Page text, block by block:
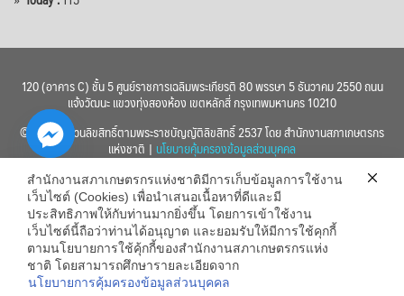
120 (อาคาร C) ชั้น 5 ศูนย์ราชการเฉลิมพระเกียรติ 80 พรรษา 5 ธันวาคม 2550 ถนน
แจ้งวัฒนะ แขวงทุ่งสองห้อง เขตหลักสี่ กรุงเทพมหานคร 10210
© 2560 สงวนลิขสิทธิ์ตามพระราชบัญญัติลิขสิทธิ์ 2537 โดย สำนักงานสภาเกษตรกร
แห่งชาติ | นโยบายคุ้มครองข้อมูลส่วนบุคคล
สำนักงานสภาเกษตรกรแห่งชาติมีการเก็บข้อมูลการใช้งาน
เว็บไซต์ (Cookies) เพื่อนำเสนอเนื้อหาที่ดีและมี
ประสิทธิภาพให้กับท่านมากยิ่งขึ้น โดยการเข้าใช้งาน
เว็บไซต์นี้ถือว่าท่านได้อนุญาต และยอมรับให้มีการใช้คุกกี้
ตามนโยบายการใช้คุ้กกี้ของสำนักงานสภาเกษตรกรแห่ง
ชาติ โดยสามารถศึกษารายละเอียดจาก
นโยบายการคุ้มครองข้อมูลส่วนบุคคล
Hide
chaty